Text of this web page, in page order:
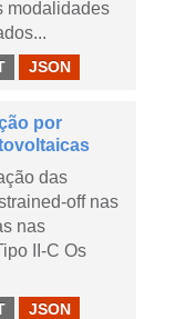
modalidades
JSON
por
das
off nas
nas
II-C Os
JSON